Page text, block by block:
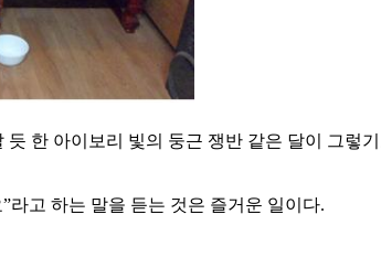
한 아이보리 빛의 둥근 쟁반 같은 달이 그렇
라고 하는 말을 듣는 것은 즐거운 일이다.